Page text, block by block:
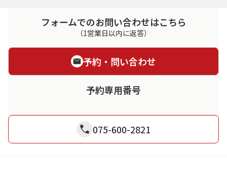
フォームでのお問い合わせはこちら
（1営業日以内に返答）
予約・問い合わせ
予約専用番号
075-600-2821